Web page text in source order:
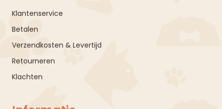
Klantenservice
Betalen
Verzendkosten & Levertijd
Retourneren
Klachten